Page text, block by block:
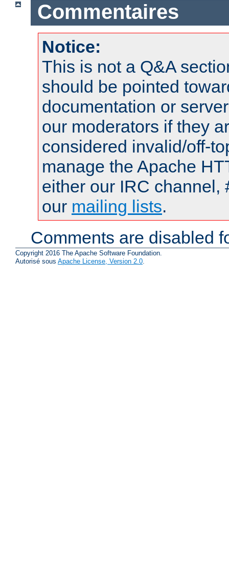
Commentaires
Notice:
This is not a Q&A
should be pointed
documentation or
our moderators if they
considered invalid/off-
manage the Apache
either our IRC channel,
our mailing lists.
Comments are disabled
Copyright 2016 The Apache Software Foundation.
Autorisé sous Apache License, Version 2.0.